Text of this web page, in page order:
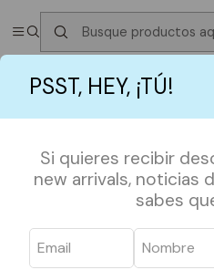
PSST, HEY, ¡TÚ!
Si quieres recibir
new arrivals, noticias
sabes
✮ ⋆ ˚｡𖦹 ⋆｡°✩Próximos Despachos
°✩